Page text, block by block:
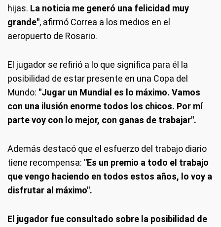
hijas. La noticia me generó una felicidad muy
grande", afirmó Correa a los medios en el
aeropuerto de Rosario.
El jugador se refirió a lo que significa para él la
posibilidad de estar presente en una Copa del
Mundo: "Jugar un Mundial es lo máximo. Vamos
con una ilusión enorme todos los chicos. Por mí
parte voy con lo mejor, con ganas de trabajar".
Además destacó que el esfuerzo del trabajo diario
tiene recompensa: "Es un premio a todo el trabajo
que vengo haciendo en todos estos años, lo voy a
disfrutar al máximo".
El jugador fue consultado sobre la posibilidad de